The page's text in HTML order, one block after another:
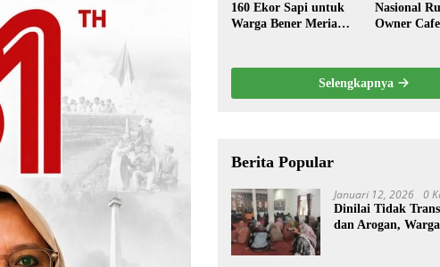
160 Ekor Sapi untuk
Warga Bener Meriah
Nasional
Owner
Selengkapnya
Berita Popular
Januari 12, 2026 0
Dinilai Tidak
dan Arogan,